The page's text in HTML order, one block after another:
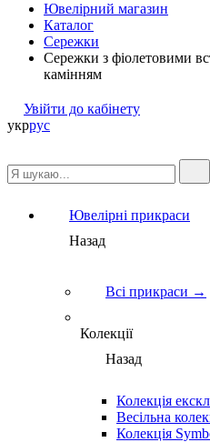
Ювелірний магазин
Каталог
Сережки
Сережки з фіолетовими
камінням
Увійти до кабінету
укррус
Ювелірні прикраси
Назад
Всі прикраси →
Колекції
Назад
Колекція
Весільна
Колекція